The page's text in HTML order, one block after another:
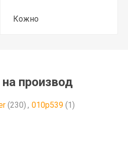
Кожно
производ
(230) , 010p539 (1)